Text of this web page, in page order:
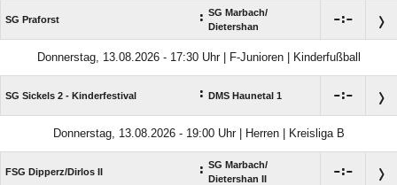
SG Praforst : SG Marbach/​
Dietershan
:
Donnerstag, 13.08.2026 - 17:30 Uhr | F-Junioren | Kinderfußball
SG Sickels 2 - Kinderfestival : DMS Haunetal 1 :
Donnerstag, 13.08.2026 - 19:00 Uhr | Herren | Kreisliga B
FSG Dipperz/​Dirlos II : SG Marbach/​
Dietershan II
: